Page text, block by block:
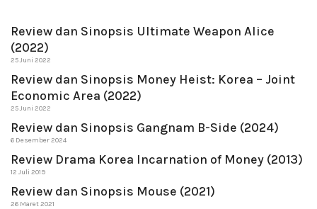
Review dan Sinopsis Ultimate Weapon Alice
(2022)
25 Juni 2022
Review dan Sinopsis Money Heist: Korea – Joint
Economic Area (2022)
25 Juni 2022
Review dan Sinopsis Gangnam B-Side (2024)
6 Desember 2024
Review Drama Korea Incarnation of Money (2013)
12 Juli 2019
Review dan Sinopsis Mouse (2021)
26 Maret 2021